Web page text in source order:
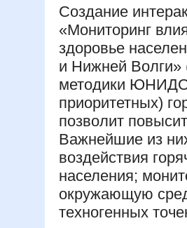
Создание
«Мониторинг
здоровье
и Нижней Волги»
методики
приоритетных)
позволит
Важнейшие из
воздействия
населения;
окружающую
техногенных